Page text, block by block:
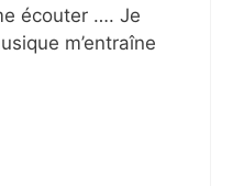
écouter …. Je
m’entraîne